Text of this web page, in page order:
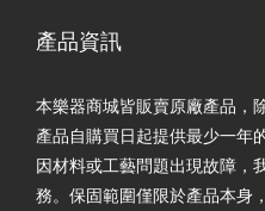
產品資訊
本樂器商城皆販賣原廠產品，
產品自購買日起提供最少一年
因材料或工藝問題出現故障，
務。保固範圍僅限於產品本身